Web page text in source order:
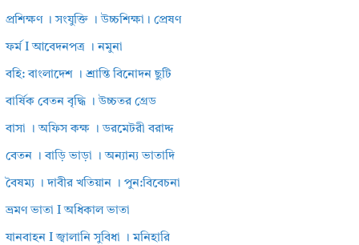
প্রশিক্ষণ । সংযুক্তি । উচ্চশিক্ষা। প্রেষণ
ফর্ম I আবেদনপত্র । নমুনা
বহি: বাংলাদেশ । শ্রান্তি বিনোদন ছুটি
বার্ষিক বেতন বৃদ্ধি । উচ্চতর গ্রেড
বাসা । অফিস কক্ষ । ডরমেটরী বরাদ্দ
বেতন । বাড়ি ভাড়া । অন্যান্য ভাতাদি
বৈষম্য । দাবীর খতিয়ান । পুন:বিবেচনা
ভ্রমণ ভাতা I অধিকাল ভাতা
যানবাহন I জ্বালানি সুবিধা । মনিহারি